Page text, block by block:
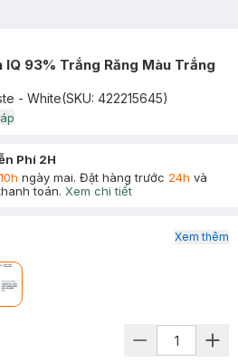
IQ 93% Trắng Răng Màu Trắng
- White(SKU: 422215645)
Phí 2H
10h ngày mai. Đặt hàng trước 24h và
toán. Xem chi tiết
Xem thêm